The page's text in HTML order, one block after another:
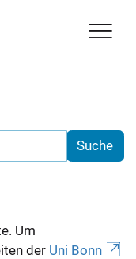
Um
der Uni Bonn